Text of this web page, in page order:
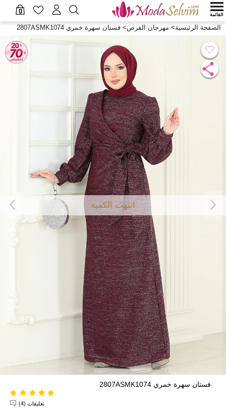
0 القائمة
الصفحة الرئيسية> مهرجان الفرص> فستان سهرة خمري 2807ASMK1074
انتهت الكمية
فستان سهرة خمري 2807ASMK1074
تعليقات (4)